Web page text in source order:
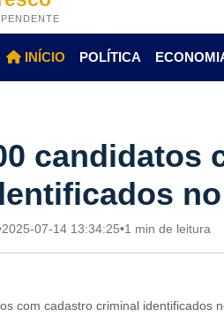
INÍCIO POLÍTICA
candidatos
2025-07-14 13:34:25•1 min de leitura
com cadastro criminal identificados